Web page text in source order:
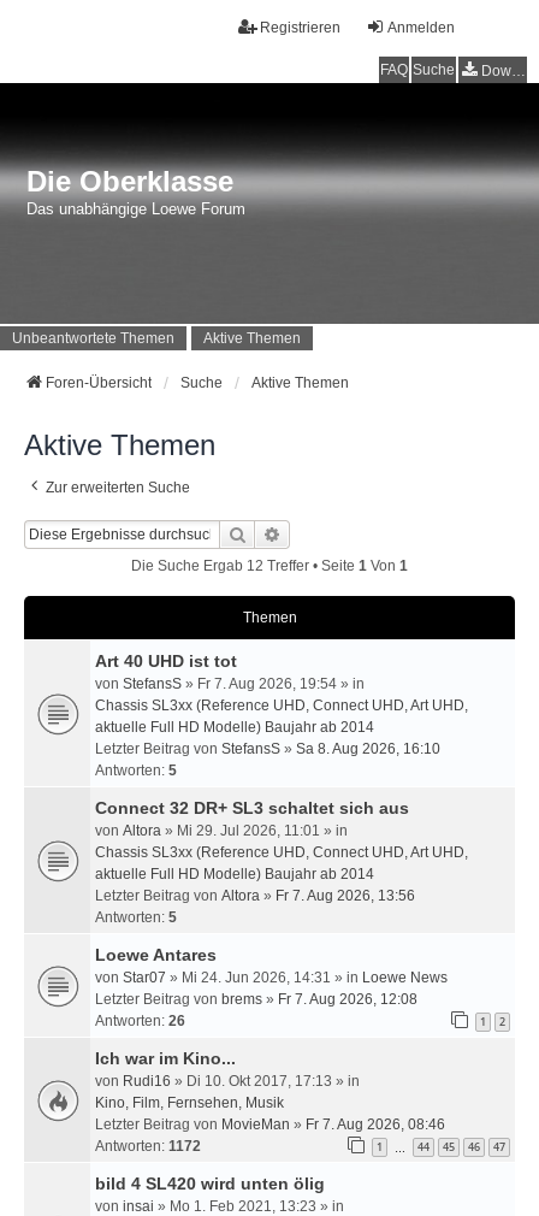
Anmelden
Registrieren
FAQ Suche Downloads
Die Oberklasse
Das unabhängige Loewe Forum
Unbeantwortete Themen Aktive Themen
Foren-Übersicht Suche Aktive Themen
Aktive Themen
Zur erweiterten Suche
Suche
Die Suche Ergab 12 Treffer • Seite 1 Von 1
Themen
Art 40 UHD ist tot
von StefansS » Fr 7. Aug 2026, 19:54 » in
Chassis SL3xx (Reference UHD, Connect UHD, Art UHD,
aktuelle Full HD Modelle) Baujahr ab 2014
Letzter Beitrag von StefansS » Sa 8. Aug 2026, 16:10
Antworten: 5
Connect 32 DR+ SL3 schaltet sich aus
von Altora » Mi 29. Jul 2026, 11:01 » in
Chassis SL3xx (Reference UHD, Connect UHD, Art UHD,
aktuelle Full HD Modelle) Baujahr ab 2014
Letzter Beitrag von Altora » Fr 7. Aug 2026, 13:56
Antworten: 5
Loewe Antares
von Star07 » Mi 24. Jun 2026, 14:31 » in Loewe News
Letzter Beitrag von brems » Fr 7. Aug 2026, 12:08
Antworten: 26 1 2
Ich war im Kino...
von Rudi16 » Di 10. Okt 2017, 17:13 » in
Kino, Film, Fernsehen, Musik
Letzter Beitrag von MovieMan » Fr 7. Aug 2026, 08:46
Antworten: 1172 1 44 45 46 47
bild 4 SL420 wird unten ölig
von insai » Mo 1. Feb 2021, 13:23 » in